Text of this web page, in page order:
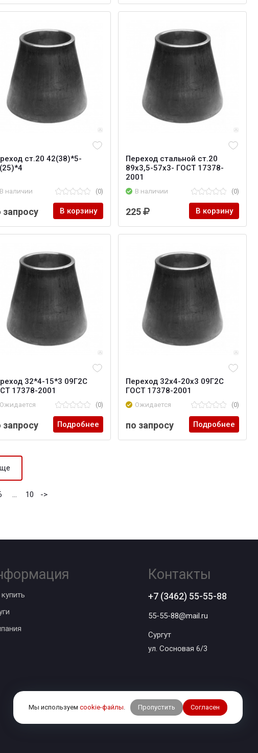
ст.20 42(38)*5-
В наличии (0)
запросу В корзину
Переход стальной ст.20
89х3,5-57х3- ГОСТ 17378-
2001
В наличии (0)
225 В корзину
32*4-15*3 09Г2С
17378-2001
Ожидается (0)
запросу Подробнее
Переход 32х4-20х3 09Г2С
ГОСТ 17378-2001
Ожидается (0)
по запросу Подробнее
... 10 ->
Контакты
+7 (3462) 55-55-88
55-55-88@mail.ru
Сургут
ул. Сосновая 6/3
Мы используем cookie-файлы. Пропустить Согласен